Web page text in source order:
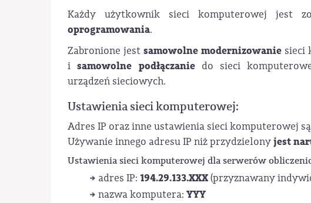
Każdy użytkownik sieci komputerowej jest
oprogramowania.
Zabronione jestsamowolne modernizowanie sieci
isamowolne podłączaniedo sieci
urządzeń sieciowych.
Ustawienia sieci komputerowej:
Adres IP oraz inne ustawienia sieci komputerowej
Używanie innego adresu IP niż przydzielonyjest
Ustawienia sieci komputerowej dla serwerów
adres IP: 194.29.133.XXX(przyznawany
nazwa komputera:YYY